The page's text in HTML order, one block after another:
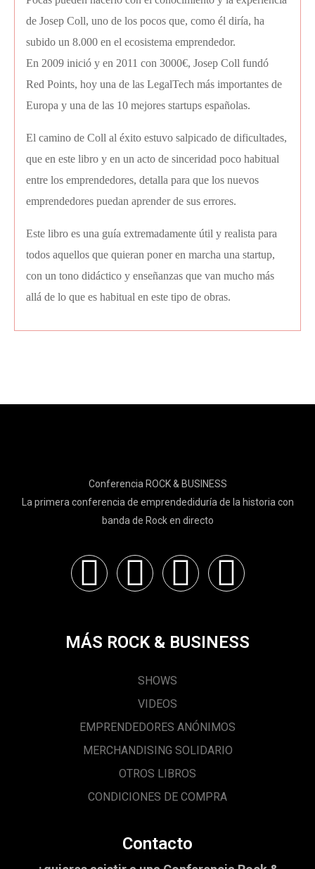
de Josep Coll, uno de los pocos que, como él diría, ha
subido un 8.000 en el ecosistema emprendedor.
En 2009 inició y en 2011 con 3000€, Josep Coll fundó
Red Points, hoy una de las LegalTech más importantes de
Europa y una de las 10 mejores startups españolas.
El camino de Coll al éxito estuvo salpicado de dificultades,
que en este libro y en un acto de sinceridad poco habitual
entre los emprendedores, detalla para que los nuevos
emprendedores puedan aprender de sus errores.
Este libro es una guía extremadamente útil y realista para
todos aquellos que quieran poner en marcha una startup,
con un tono didáctico y enseñanzas que van mucho más
allá de lo que es habitual en este tipo de obras.
Conferencia ROCK & BUSINESS
La primera conferencia de emprendediduría de la historia con
banda de Rock en directo
MÁS ROCK & BUSINESS
SHOWS
VIDEOS
EMPRENDEDORES ANÓNIMOS
MERCHANDISING SOLIDARIO
OTROS LIBROS
CONDICIONES DE COMPRA
Contacto